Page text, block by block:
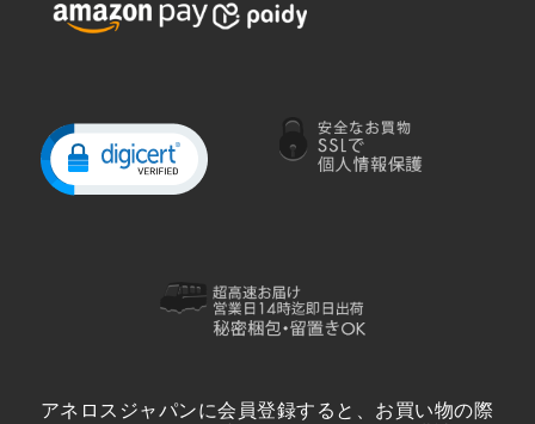
アネロスジャパンに会員登録すると、お買い物の際